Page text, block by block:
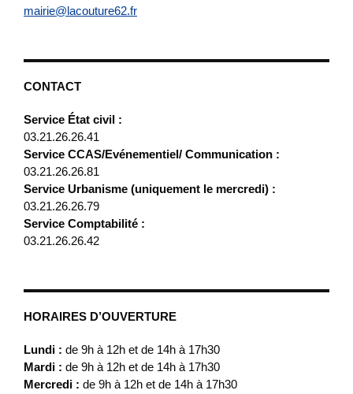
mairie@lacouture62.fr
CONTACT
Service État civil :
03.21.26.26.41
Service CCAS/Evénementiel/ Communication :
03.21.26.26.81
Service Urbanisme (uniquement le mercredi) :
03.21.26.26.79
Service Comptabilité :
03.21.26.26.42
HORAIRES D’OUVERTURE
Lundi : de 9h à 12h et de 14h à 17h30
Mardi : de 9h à 12h et de 14h à 17h30
Mercredi : de 9h à 12h et de 14h à 17h30